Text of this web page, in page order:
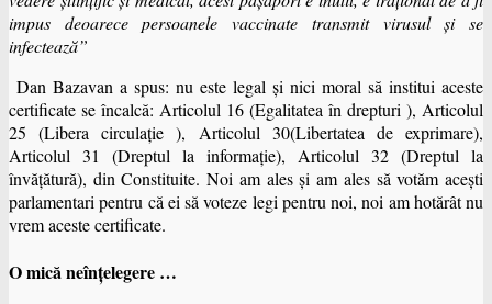
impus deoarece persoanele vaccinate transmit virusul şi se
infectează”
Dan Bazavan a spus: nu este legal şi nici moral să institui aceste
certificate se încalcă: Articolul 16 (Egalitatea în drepturi ), Articolul
25 (Libera circulaţie ), Articolul 30(Libertatea de exprimare),
Articolul 31 (Dreptul la informaţie), Articolul 32 (Dreptul la
învăţătură), din Constituite. Noi am ales şi am ales să votăm aceşti
parlamentari pentru că ei să voteze legi pentru noi, noi am hotărât nu
vrem aceste certificate.
O mică neînţelegere …